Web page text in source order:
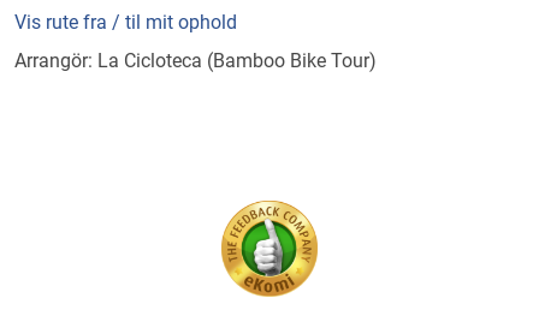
Vis rute fra / til mit ophold
Arrangör: La Cicloteca (Bamboo Bike Tour)